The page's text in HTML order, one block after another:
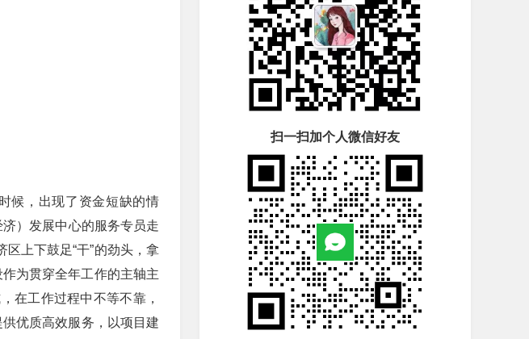
候，出现了资金短缺的情
）发展中心的服务专员走
上下鼓足“干”的劲头，拿
作为贯穿全年工作的主轴主
在工作过程中不等不靠，
优质高效服务，以项目建
扫一扫加个人微信好友